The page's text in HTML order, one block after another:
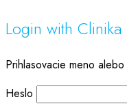
Login with Clinika
Prihlasovacie meno
Heslo